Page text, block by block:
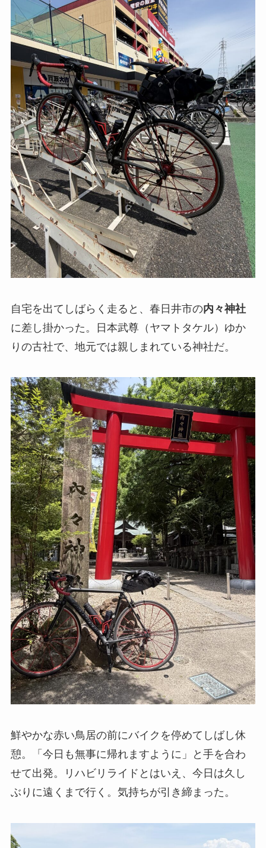
自宅を出てしばらく走ると、春日井市の内々神社
に差し掛かった。日本武尊（ヤマトタケル）ゆか
りの古社で、地元では親しまれている神社だ。
鮮やかな赤い鳥居の前にバイクを停めてしばし休
憩。「今日も無事に帰れますように」と手を合わ
せて出発。リハビリライドとはいえ、今日は久し
ぶりに遠くまで行く。気持ちが引き締まった。